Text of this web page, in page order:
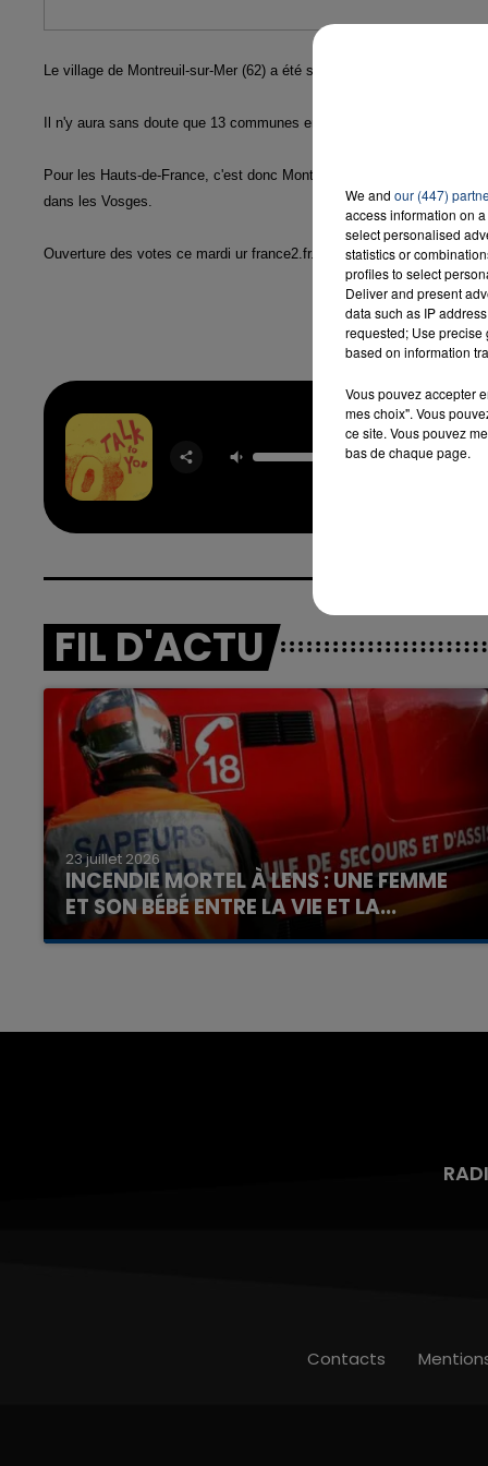
Le village de Montreuil-sur-Mer (62) a été sélectionné pour
Il n'y aura sans doute que 13 communes en compétition cette année,
Pour les Hauts-de-France, c'est donc Montreuil-sur-Mer, dans le
dans les Vosges.
Ouverture des votes ce mardi ur france2.fr. Résultat au mois de juin !
Talk
FIL D'ACTU
23 juillet 2026
INCENDIE MORTEL À LENS : UNE FEMME
ET SON BÉBÉ ENTRE LA VIE ET LA...
Un homme s'est immolé par le feu après avoir
Contacts
We and our (447)
access information on
select personalised
statistics or
profiles to select
Deliver and present
data such as IP
requested; Use precise
based on information
Vous pouvez accepter
mes choix". Vous
ce site. Vous pouvez
bas de chaque page.